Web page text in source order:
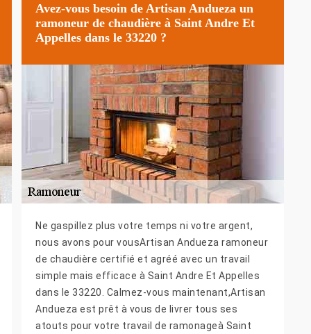
Avez-vous besoin de Artisan Andueza un
ramoneur de chaudière à Saint Andre Et
Appelles dans le 33220 ?
Ne gaspillez plus votre temps ni votre argent,
nous avons pour vousArtisan Andueza ramoneur
de chaudière certifié et agréé avec un travail
simple mais efficace à Saint Andre Et Appelles
dans le 33220. Calmez-vous maintenant,Artisan
Andueza est prêt à vous de livrer tous ses
atouts pour votre travail de ramonageà Saint